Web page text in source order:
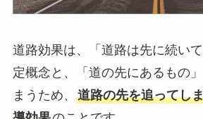
道路効果は、「道路は先に続い
定概念と、「道の先にあるもの
まうため、 道路の先を追ってし